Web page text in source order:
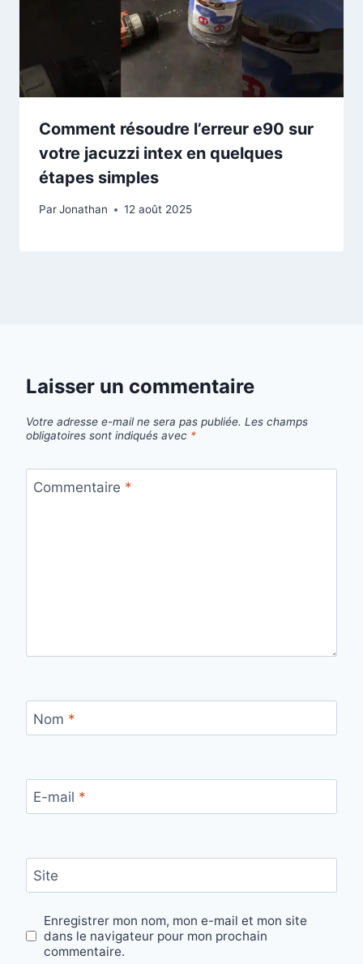
Comment résoudre l’erreur e90 sur
votre jacuzzi intex en quelques
étapes simples
ParJonathan 12 août 2025
Laisser un commentaire
Votre adresse e-mail ne sera pas publiée. Les champs
obligatoires sont indiqués avec *
Commentaire *
Nom *
E-mail *
Site
Enregistrer mon nom, mon e-mail et mon site
dans le navigateur pour mon prochain
commentaire.